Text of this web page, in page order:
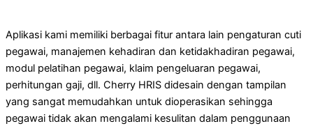
Aplikasi kami memiliki berbagai fitur antara lain pengaturan cuti
pegawai, manajemen kehadiran dan ketidakhadiran pegawai,
modul pelatihan pegawai, klaim pengeluaran pegawai,
perhitungan gaji, dll. Cherry HRIS didesain dengan tampilan
yang sangat memudahkan untuk dioperasikan sehingga
pegawai tidak akan mengalami kesulitan dalam penggunaan